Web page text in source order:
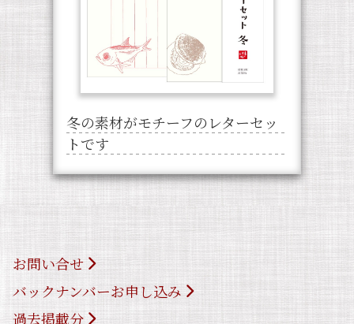
冬の素材がモチーフのレターセッ
トです
お問い合せ
バックナンバーお申し込み
過去掲載分